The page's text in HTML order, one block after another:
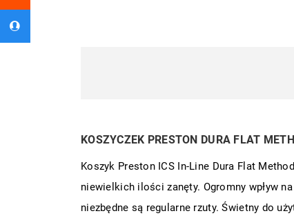
KOSZYCZEK PRESTON DURA FLAT
Koszyk Preston ICS In-Line Dura Flat
niewielkich ilości zanęty. Ogromny wpływ
niezbędne są regularne rzuty. Świetny do